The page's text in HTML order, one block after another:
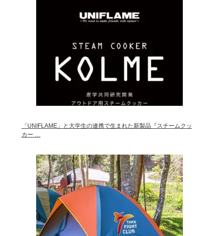
「UNIFLAME」と大学生の連携で生まれた新製品『スチームクッ
カー …